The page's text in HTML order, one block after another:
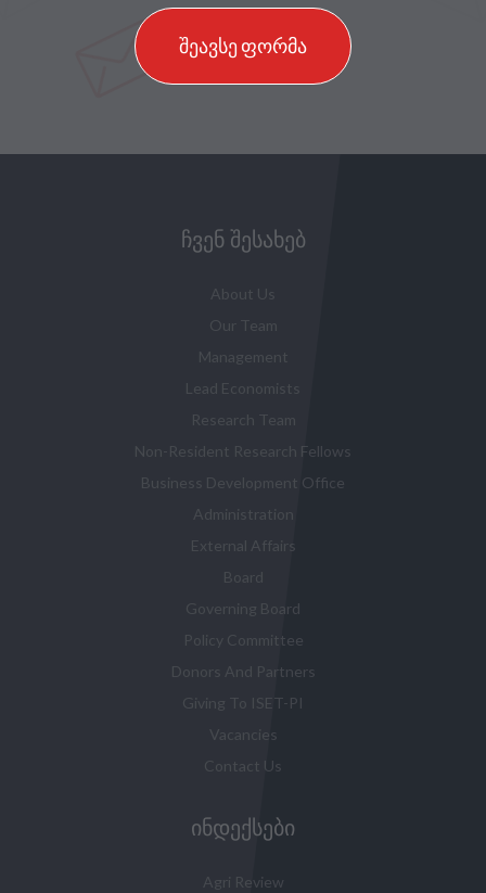
შეავსე ფორმა
ᲩᲕᲔᲜ ᲨᲔᲡᲐᲮᲔᲑ
About Us
Our Team
Management
Lead Economists
Research Team
Non-Resident Research Fellows
Business Development Office
Administration
External Affairs
Board
Governing Board
Policy Committee
Donors And Partners
Giving To ISET-PI
Vacancies
Contact Us
ᲘᲜᲓᲔᲥᲡᲔᲑᲘ
Agri Review